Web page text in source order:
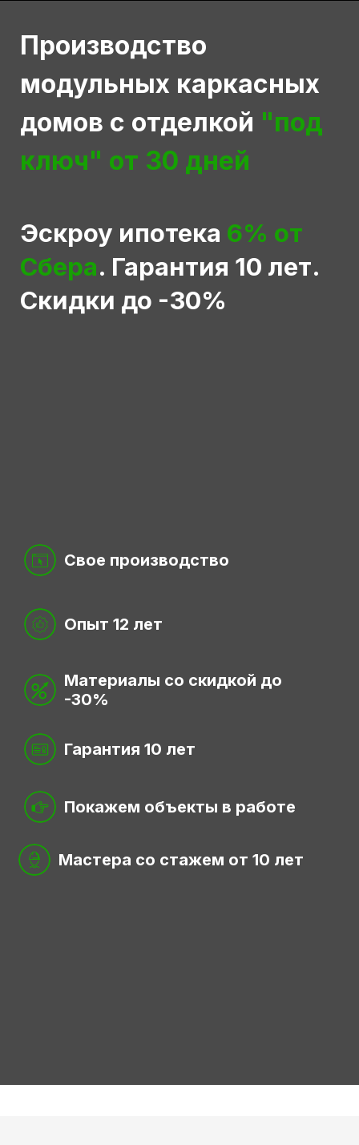
Гарантия 10 лет
Покажем объекты в работе
Свое производство
Мастера со стажем от 10 лет
Материалы со скидкой до
-30%
Опыт 12 лет
Производство
модульных каркасных
домов с отделкой "под
ключ" от 30 дней
Эскроу ипотека 6% от
Сбера. Гарантия 10 лет.
Скидки до -30%